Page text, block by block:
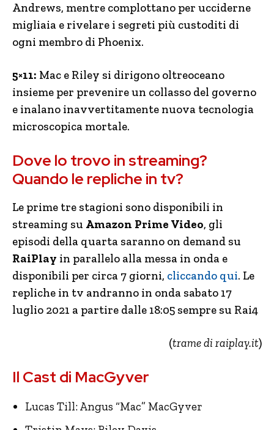
Andrews, mentre complottano per ucciderne
migliaia e rivelare i segreti più custoditi di
ogni membro di Phoenix.
5×11: Mac e Riley si dirigono oltreoceano
insieme per prevenire un collasso del governo
e inalano inavvertitamente nuova tecnologia
microscopica mortale.
Dove lo trovo in streaming?
Quando le repliche in tv?
Le prime tre stagioni sono disponibili in
streaming su Amazon Prime Video, gli
episodi della quarta saranno on demand su
RaiPlay in parallelo alla messa in onda e
disponibili per circa 7 giorni, cliccando qui. Le
repliche in tv andranno in onda sabato 17
luglio 2021 a partire dalle 18:05 sempre su Rai4
(trame di raiplay.it)
Il Cast di MacGyver
Lucas Till: Angus “Mac” MacGyver